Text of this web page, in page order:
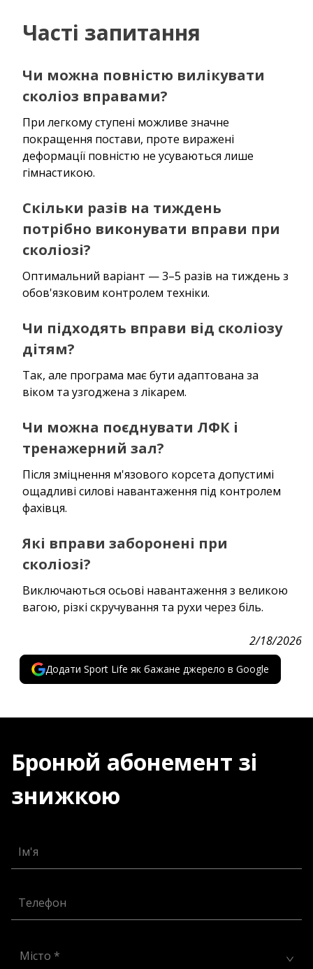
Часті запитання
Чи можна повністю вилікувати
сколіоз вправами?
При легкому ступені можливе значне
покращення постави, проте виражені
деформації повністю не усуваються лише
гімнастикою.
Скільки разів на тиждень
потрібно виконувати вправи при
сколіозі?
Оптимальний варіант — 3–5 разів на тиждень з
обов'язковим контролем техніки.
Чи підходять вправи від сколіозу
дітям?
Так, але програма має бути адаптована за
віком та узгоджена з лікарем.
Чи можна поєднувати ЛФК і
тренажерний зал?
Після зміцнення м'язового корсета допустимі
ощадливі силові навантаження під контролем
фахівця.
Які вправи заборонені при
сколіозі?
Виключаються осьові навантаження з великою
вагою, різкі скручування та рухи через біль.
2/18/2026
Додати Sport Life як бажане джерело в Google
Бронюй абонемент зі
знижкою
Ім'я
Телефон
Місто *